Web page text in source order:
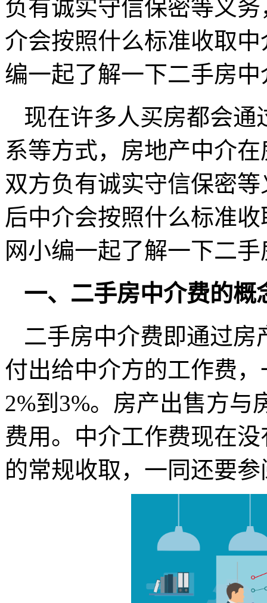
负有诚实守信保密等义
介会按照什么标准收取
编一起了解一下二手房
现在许多人买房都会通
系等方式，房地产中介
双方负有诚实守信保密
后中介会按照什么标准
网小编一起了解一下二
一、二手房中介费的概
二手房中介费即通过
付出给中介方的工作费
2%到3%。房产出售方与
费用。中介工作费现在
的常规收取，一同还要